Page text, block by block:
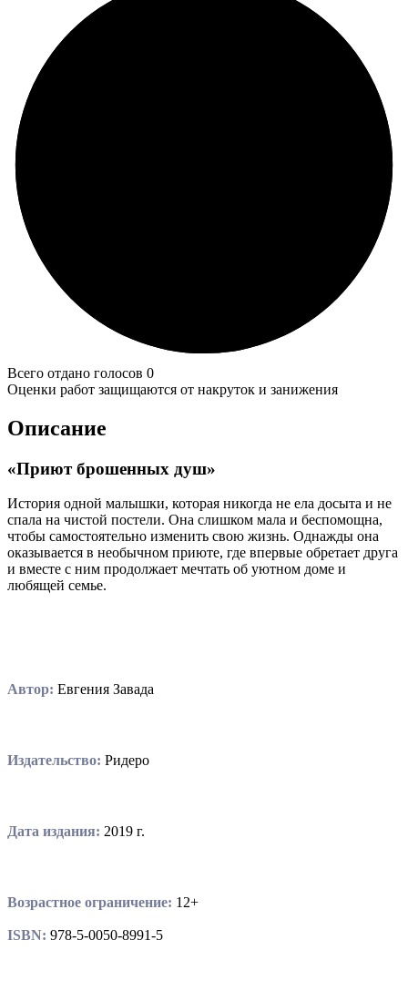
Всего отдано голосов 0
Оценки работ защищаются от накруток и занижения
Описание
«Приют брошенных душ»
История одной малышки, которая никогда не ела досыта и не
спала на чистой постели. Она слишком мала и беспомощна,
чтобы самостоятельно изменить свою жизнь. Однажды она
оказывается в необычном приюте, где впервые обретает друга
и вместе с ним продолжает мечтать об уютном доме и
любящей семье.
Автор: Евгения Завада
Издательство: Ридеро
Дата издания: 2019 г.
Возрастное ограничение: 12+
ISBN: 978-5-0050-8991-5